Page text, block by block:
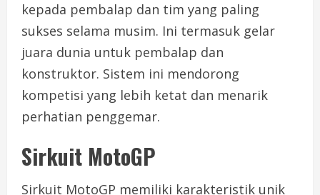
kepada pembalap dan tim yang paling
sukses selama musim. Ini termasuk gelar
juara dunia untuk pembalap dan
konstruktor. Sistem ini mendorong
kompetisi yang lebih ketat dan menarik
perhatian penggemar.
Sirkuit MotoGP
Sirkuit MotoGP memiliki karakteristik unik